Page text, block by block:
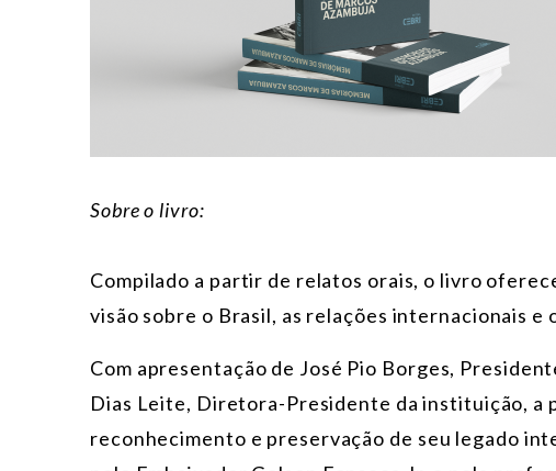
Sobre o livro:
Compilado a partir de relatos orais, o livro
visão sobre o Brasil, as relações internacionais e
Com apresentação de José Pio Borges,
Dias Leite, Diretora-Presidente da instituição, a
reconhecimento e preservação de seu legado